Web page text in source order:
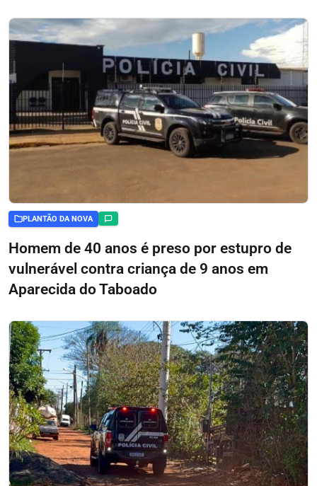
PLANTÃO DA NOVA
Homem de 40 anos é preso por estupro de
vulnerável contra criança de 9 anos em
Aparecida do Taboado